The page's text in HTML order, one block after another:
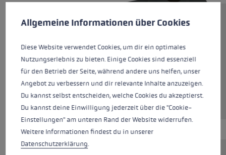
Größe
Farben black
Cookie-Voreinstellungen
Allgemeine Informationen über Cookies
Diese Website verwendet Cookies, um dir ein optimales
Nutzungserlebnis zu bieten. Einige Cookies sind essenziell
für den Betrieb der Seite, während andere uns helfen, unser
Angebot zu verbessern und dir relevante Inhalte anzuzeigen.
Du kannst selbst entscheiden, welche Cookies du akzeptierst.
Du kannst deine Einwilligung jederzeit über die "Cookie-
Einstellungen" am unteren Rand der Website widerrufen.
Weitere Informationen findest du in unserer
Datenschutzerklärung.